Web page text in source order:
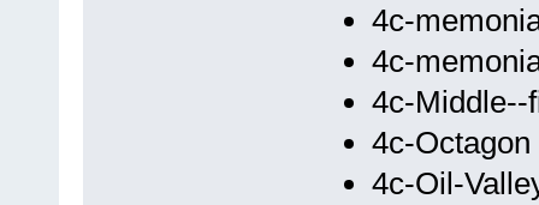
4c-
4c-
4c-Middle--
4c-Octagon
4c-Oil-